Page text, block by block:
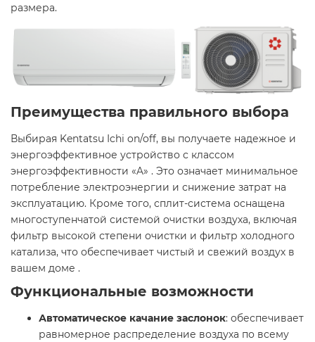
размера.​
Преимущества правильного выбора
Выбирая Kentatsu Ichi on/off, вы получаете надежное и
энергоэффективное устройство с классом
энергоэффективности «A» . Это означает минимальное
потребление электроэнергии и снижение затрат на
эксплуатацию. Кроме того, сплит-система оснащена
многоступенчатой системой очистки воздуха, включая
фильтр высокой степени очистки и фильтр холодного
катализа, что обеспечивает чистый и свежий воздух в
вашем доме .​
Функциональные возможности
Автоматическое качание заслонок: обеспечивает
равномерное распределение воздуха по всему